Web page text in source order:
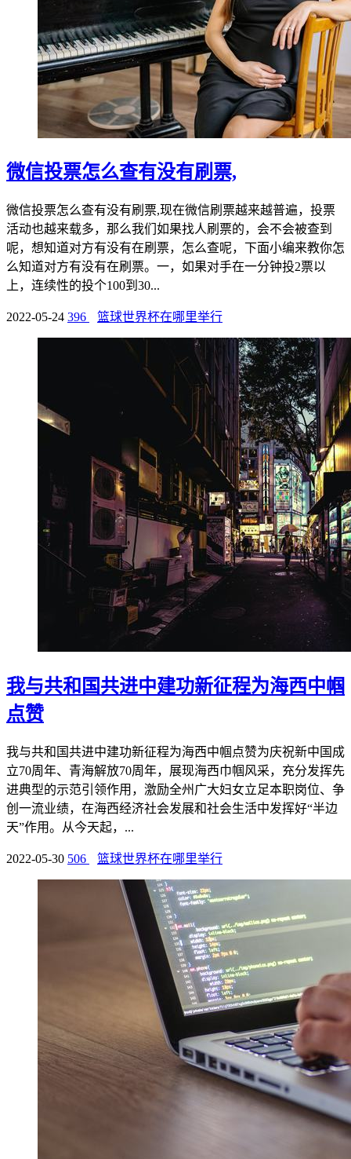
微信投票怎么查有没有刷票,
微信投票怎么查有没有刷票,现在微信刷票越来越普遍，投票
活动也越来载多，那么我们如果找人刷票的，会不会被查到
呢，想知道对方有没有在刷票，怎么查呢，下面小编来教你怎
么知道对方有没有在刷票。一，如果对手在一分钟投2票以
上，连续性的投个100到30...
2022-05-24 396 篮球世界杯在哪里举行
我与共和国共进中建功新征程为海西中帼
点赞
我与共和国共进中建功新征程为海西中帼点赞为庆祝新中国成
立70周年、青海解放70周年，展现海西巾帼风采，充分发挥先
进典型的示范引领作用，激励全州广大妇女立足本职岗位、争
创一流业绩，在海西经济社会发展和社会生活中发挥好“半边
天”作用。从今天起，...
2022-05-30 506 篮球世界杯在哪里举行